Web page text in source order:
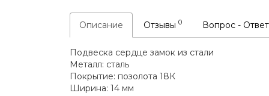
Описание Отзывы 0 Вопрос -
Подвеска сердце замок из стали
Металл: сталь
Покрытие: позолота 18К
Ширина: 14 мм